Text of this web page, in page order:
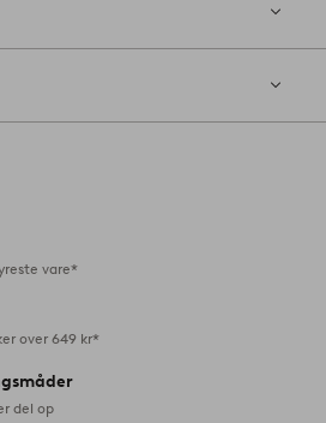
vare*
over 649 kr*
del op